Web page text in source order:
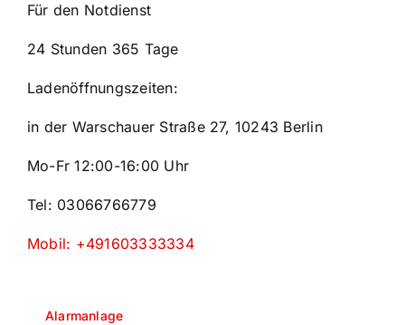
Für den Notdienst
24 Stunden 365 Tage
Ladenöffnungszeiten:
in der Warschauer Straße 27, 10243 Berlin
Mo-Fr 12:00-16:00 Uhr
Tel: 03066766779
Mobil: +491603333334
Alarmanlage